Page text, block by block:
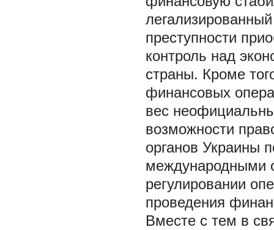
преступности
контроль над
страны. Кроме
финансовых
вес
возможности
органов Украины
международными
регулировании
проведения
Вместе с тем в